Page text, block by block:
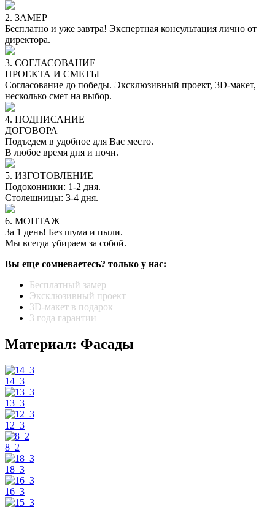
2. ЗАМЕР
Бесплатно и уже завтра! Экспертная консультация лично от
директора.
3. СОГЛАСОВАНИЕ
ПРОЕКТА И СМЕТЫ
Согласование до победы. Эксклюзивный проект, 3D-макет,
несколько смет на выбор.
4. ПОДПИСАНИЕ
ДОГОВОРА
Подъедем в удобное для Вас место.
В любое время дня и ночи.
5. ИЗГОТОВЛЕНИЕ
Подоконники: 1-2 дня.
Столешницы: 3-4 дня.
6. МОНТАЖ
За 1 день! Без шума и пыли.
Мы всегда убираем за собой.
Вы еще сомневаетесь? только у нас:
Бесплатный замер
Эксклюзивный проект
3D-макет в подарок
3 года гарантии
Материал: Фасады
14_3
13_3
12_3
8_2
18_3
16_3